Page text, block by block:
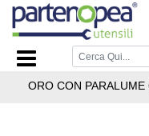
Home Page/
TAVOLO E LUCI
ORO CON PARALUME